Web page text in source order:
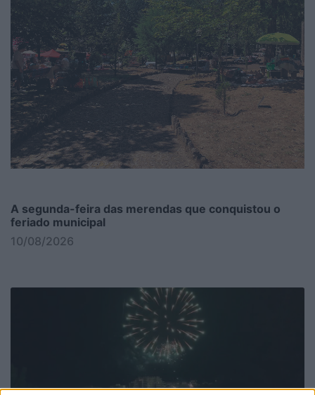
A segunda-feira das merendas que conquistou o
feriado municipal
10/08/2026